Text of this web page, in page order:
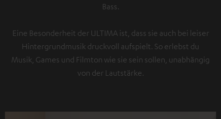
Bass.
Eine Besonderheit der ULTIMA ist, dass sie auch bei leiser
Hintergrundmusik druckvoll aufspielt. So erlebst du
Musik, Games und Filmton wie sie sein sollen, unabhängig
von der Lautstärke.